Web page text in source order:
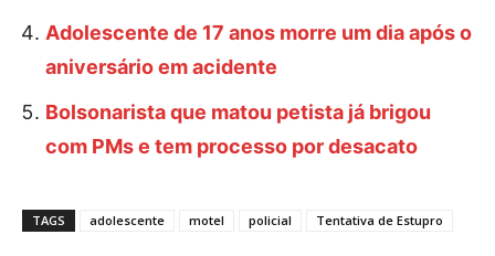
Adolescente de 17 anos morre um dia após o
aniversário em acidente
Bolsonarista que matou petista já brigou
com PMs e tem processo por desacato
TAGS adolescente motel policial Tentativa de Estupro